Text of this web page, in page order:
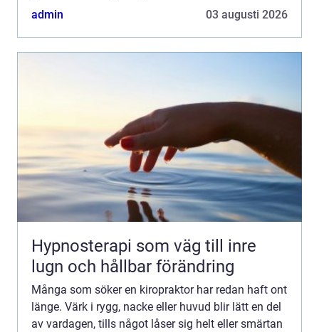
som letar efter en Kiropraktor köping ha...
admin 03 augusti 2026
Hypnosterapi som väg till inre
lugn och hållbar förändring
Många som söker en kiropraktor har redan haft ont
länge. Värk i rygg, nacke eller huvud blir lätt en del
av vardagen, tills något låser sig helt eller smärtan